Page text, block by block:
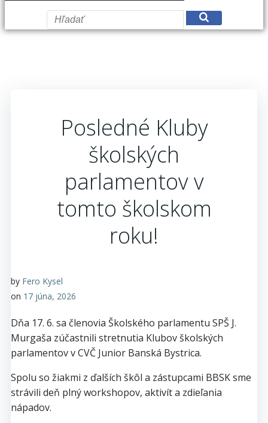
Posledné Kluby
školských
parlamentov v
tomto školskom
roku!
by Fero Kysel
on 17 júna, 2026
Dňa 17. 6. sa členovia Školského parlamentu SPŠ J.
Murgaša zúčastnili stretnutia Klubov školských
parlamentov v CVČ Junior Banská Bystrica.
Spolu so žiakmi z ďalších škôl a zástupcami BBSK sme
strávili deň plný workshopov, aktivít a zdieľania
nápadov.